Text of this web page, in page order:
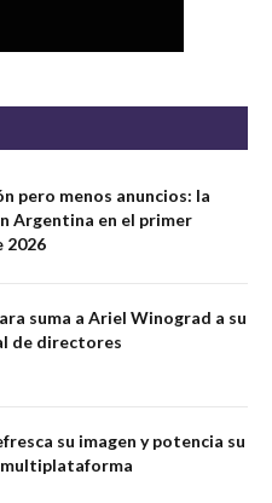
pero menos anuncios: la
Argentina en el primer
2026
suma a Ariel Winograd a su
de directores
su imagen y potencia su